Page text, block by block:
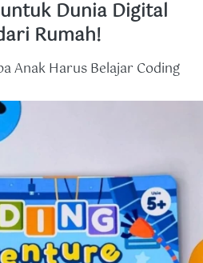
Dunia Digital
Rumah!
Anak Harus Belajar Coding